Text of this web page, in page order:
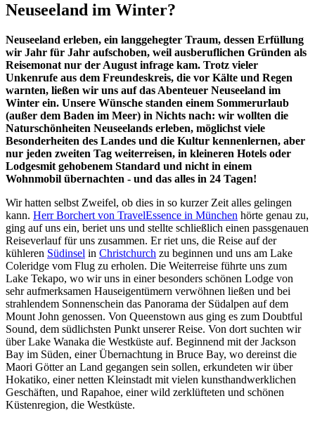
Neuseeland im Winter?
Neuseeland erleben, ein langgehegter Traum, dessen Erfüllung
wir Jahr für Jahr aufschoben, weil ausberuflichen Gründen als
Reisemonat nur der August infrage kam. Trotz vieler
Unkenrufe aus dem Freundeskreis, die vor Kälte und Regen
warnten, ließen wir uns auf das Abenteuer Neuseeland im
Winter ein. Unsere Wünsche standen einem Sommerurlaub
(außer dem Baden im Meer) in Nichts nach: wir wollten die
Naturschönheiten Neuseelands erleben, möglichst viele
Besonderheiten des Landes und die Kultur kennenlernen, aber
nur jeden zweiten Tag weiterreisen, in kleineren Hotels oder
Lodgesmit gehobenem Standard und nicht in einem
Wohnmobil übernachten - und das alles in 24 Tagen!
Wir hatten selbst Zweifel, ob dies in so kurzer Zeit alles gelingen
kann. Herr Borchert von TravelEssence in München hörte genau zu,
ging auf uns ein, beriet uns und stellte schließlich einen passgenauen
Reiseverlauf für uns zusammen. Er riet uns, die Reise auf der
kühleren Südinsel in Christchurch zu beginnen und uns am Lake
Coleridge vom Flug zu erholen. Die Weiterreise führte uns zum
Lake Tekapo, wo wir uns in einer besonders schönen Lodge von
sehr aufmerksamen Hauseigentümern verwöhnen ließen und bei
strahlendem Sonnenschein das Panorama der Südalpen auf dem
Mount John genossen. Von Queenstown aus ging es zum Doubtful
Sound, dem südlichsten Punkt unserer Reise. Von dort suchten wir
über Lake Wanaka die Westküste auf. Beginnend mit der Jackson
Bay im Süden, einer Übernachtung in Bruce Bay, wo dereinst die
Maori Götter an Land gegangen sein sollen, erkundeten wir über
Hokatiko, einer netten Kleinstadt mit vielen kunsthandwerklichen
Geschäften, und Rapahoe, einer wild zerklüfteten und schönen
Küstenregion, die Westküste.